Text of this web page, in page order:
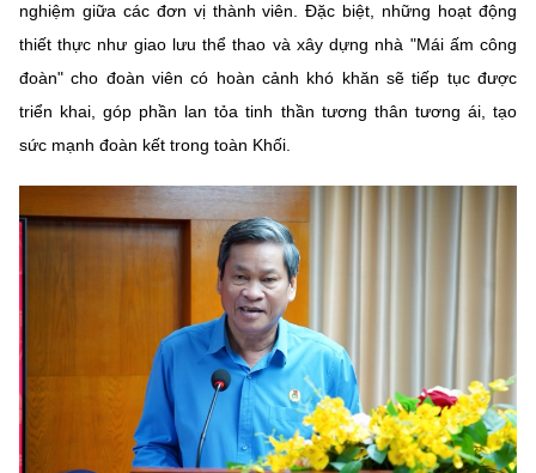
nghiệm giữa các đơn vị thành viên. Đặc biệt, những hoạt động
thiết thực như giao lưu thể thao và xây dựng nhà "Mái ấm công
đoàn" cho đoàn viên có hoàn cảnh khó khăn sẽ tiếp tục được
triển khai, góp phần lan tỏa tinh thần tương thân tương ái, tạo
sức mạnh đoàn kết trong toàn Khối.